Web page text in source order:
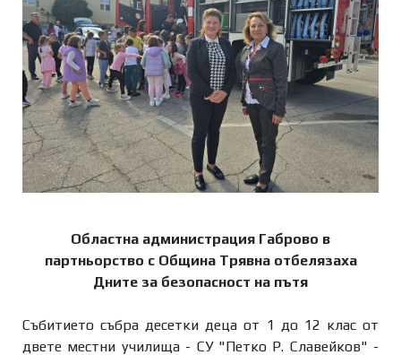
Областна администрация Габрово в
партньорство с Община Трявна отбелязаха
Дните за безопасност на пътя
Събитието събра десетки деца от 1 до 12 клас от
двете местни училища - СУ "Петко Р. Славейков" -